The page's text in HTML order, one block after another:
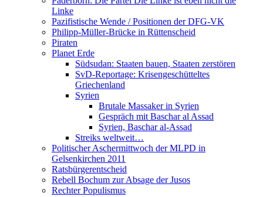
Linke
Pazifistische Wende / Positionen der DFG-VK
Philipp-Müller-Brücke in Rüttenscheid
Piraten
Planet Erde
Südsudan: Staaten bauen, Staaten zerstören
SvD-Reportage: Krisengeschütteltes
Griechenland
Syrien
Brutale Massaker in Syrien
Gespräch mit Baschar al Assad
Syrien, Baschar al-Assad
Streiks weltweit…
Politischer Aschermittwoch der MLPD in
Gelsenkirchen 2011
Ratsbürgerentscheid
Rebell Bochum zur Absage der Jusos
Rechter Populismus